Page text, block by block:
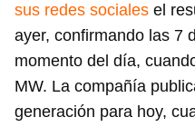
sus redes sociales el
ayer, confirmando las 7
momento del día,
MW. La compañía
generación para hoy,